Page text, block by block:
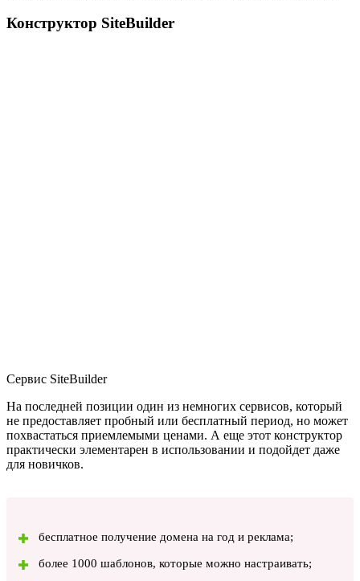
Конструктор SiteBuilder
Сервис SiteBuilder
На последней позиции один из немногих сервисов, который
не предоставляет пробный или бесплатный период, но может
похвастаться приемлемыми ценами. А еще этот конструктор
практически элементарен в использовании и подойдет даже
для новичков.
бесплатное получение домена на год и реклама;
более 1000 шаблонов, которые можно настраивать;